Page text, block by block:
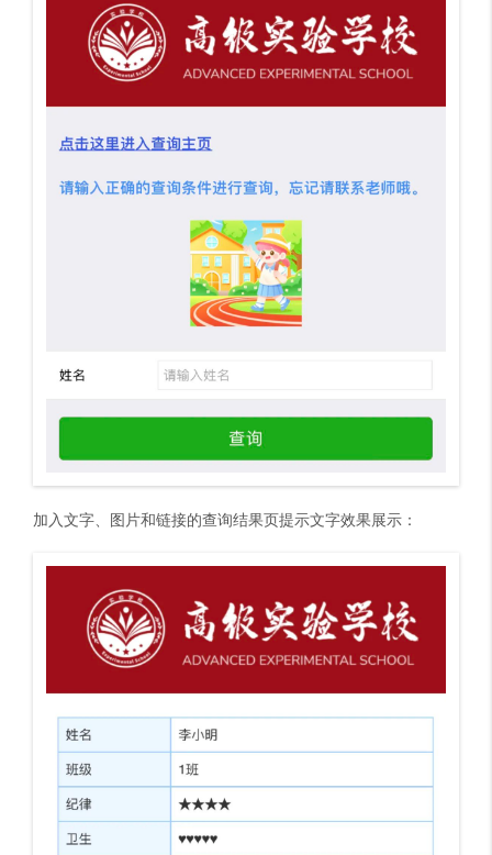
加入文字、图片和链接的查询结果页提示文字效果展示：